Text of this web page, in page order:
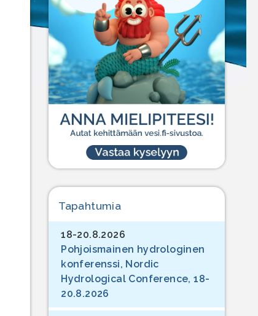
Tapahtumia
18-20.8.2026
Pohjoismainen hydrologinen
konferenssi, Nordic
Hydrological Conference, 18-
20.8.2026